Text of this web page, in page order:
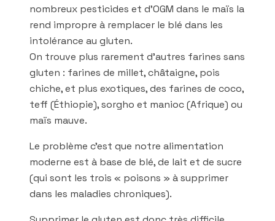
nombreux pesticides et d’OGM dans le maïs la
rend impropre à remplacer le blé dans les
intolérance au gluten.
On trouve plus rarement d’autres farines sans
gluten : farines de millet, châtaigne, pois
chiche, et plus exotiques, des farines de coco,
teff (Éthiopie), sorgho et manioc (Afrique) ou
maïs mauve.
Le problème c’est que notre alimentation
moderne est à base de blé, de lait et de sucre
(qui sont les trois « poisons » à supprimer
dans les maladies chroniques).